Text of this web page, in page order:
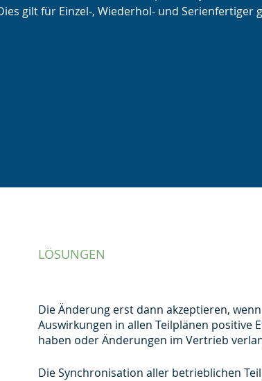
gilt für Einzel-, Wiederhol- und Serienfertiger
LÖSUNGEN
Die Änderung erst dann akzeptieren,
Auswirkungen in allen Teilplänen positive
haben oder Änderungen im Vertrieb
Die Synchronisation aller betrieblichen